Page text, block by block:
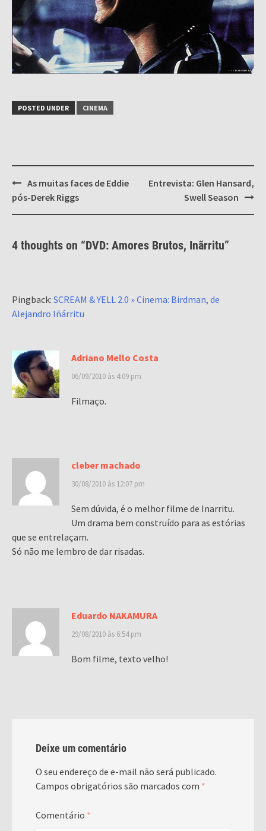
POSTED UNDER CINEMA
Post
navigation
As muitas faces de Eddie
pós-Derek Riggs
Entrevista: Glen Hansard,
Swell Season
4 thoughts on “DVD: Amores Brutos, Inãrritu”
Pingback: SCREAM & YELL 2.0 » Cinema: Birdman, de
Alejandro Iñárritu
Adriano Mello Costa
06/09/2010 às 4:09 pm
Filmaço.
cleber machado
30/08/2010 às 12:07 pm
Sem dúvida, é o melhor filme de Inarritu.
Um drama bem construído para as estórias
que se entrelaçam.
Só não me lembro de dar risadas.
Eduardo NAKAMURA
29/08/2010 às 6:54 pm
Bom filme, texto velho!
Deixe um comentário
O seu endereço de e-mail não será publicado.
Campos obrigatórios são marcados com *
Comentário *